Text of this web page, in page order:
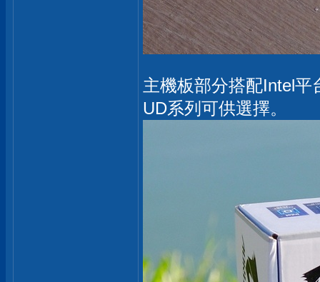
主機板部分搭配Intel
UD系列可供選擇。